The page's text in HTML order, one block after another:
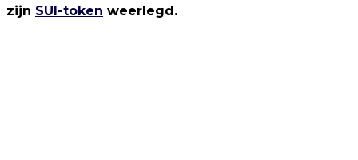
zijn SUI-token weerlegd.